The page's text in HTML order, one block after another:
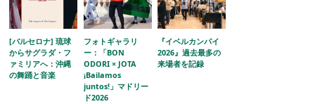
[バルセロナ] 琉球
からサグラダ・フ
ァミリアへ：沖縄
の舞踊と音楽
フォトギャラリ
ー：「BON
ODORI × JOTA
¡Bailamos
juntos!」マドリー
ド2026
『イベルカンパイ
2026』過去最多の
来場者を記録